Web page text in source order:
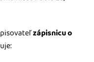
zápisnicu o